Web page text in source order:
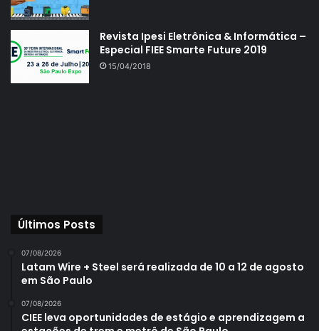
Revista Ipesi Eletrônica & Informática –
Especial FIEE Smarte Future 2019
15/04/2018
Últimos Posts
07/08/2026
Latam Wire + Steel será realizada de 10 a 12 de agosto
em São Paulo
07/08/2026
CIEE leva oportunidades de estágio e aprendizagem a